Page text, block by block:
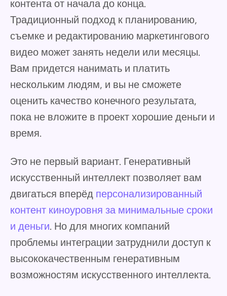
контента от начала до конца.
Традиционный подход к планированию,
съемке и редактированию маркетингового
видео может занять недели или месяцы.
Вам придется нанимать и платить
нескольким людям, и вы не сможете
оценить качество конечного результата,
пока не вложите в проект хорошие деньги и
время.
Это не первый вариант. Генеративный
искусственный интеллект позволяет вам
двигаться вперёд персонализированный
контент киноуровня за минимальные сроки
и деньги. Но для многих компаний
проблемы интеграции затруднили доступ к
высококачественным генеративным
возможностям искусственного интеллекта.